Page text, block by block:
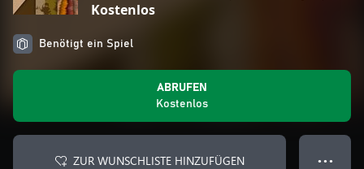
Kostenlos
Benötigt ein Spiel
ABRUFEN
Kostenlos
ZUR WUNSCHLISTE HINZUFÜGEN ● ● ●